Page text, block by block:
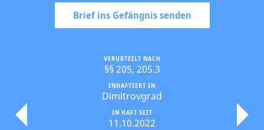
Brief ins Gefängnis senden
IN HAFT SEIT
11.10.2022
INHAFTIERT IN
Dimitrovgrad
VERURTEILT NACH
§§ 205, 205.3